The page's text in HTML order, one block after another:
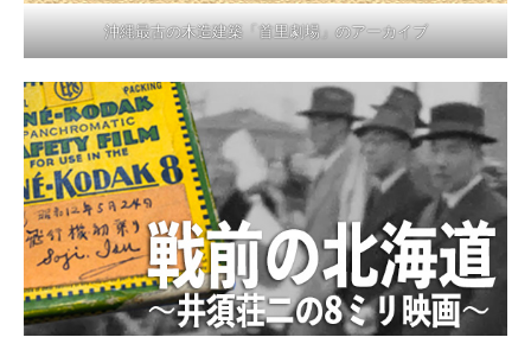
沖縄最古の木造建築「首里劇場」のアーカイブ